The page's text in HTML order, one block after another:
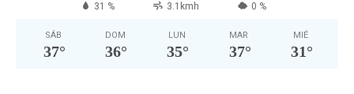
31 % 3.1kmh 0 %
SÁB
37°
DOM
36°
LUN
35°
MAR
37°
MIÉ
31°